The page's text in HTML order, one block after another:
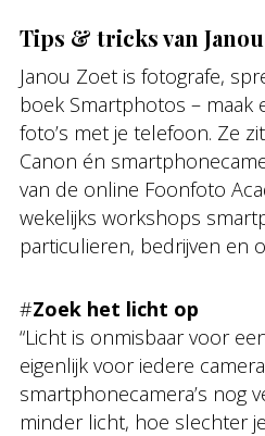
Tips & tricks van
Janou Zoet is fotografe,
boek Smartphotos – maak
foto’s met je telefoon. Ze
Canon én
van de online Foonfoto
wekelijks workshops
particulieren, bedrijven en
#Zoek het licht op
“Licht is onmisbaar voor
eigenlijk voor iedere
smartphonecamera’s nog
minder licht, hoe slechter